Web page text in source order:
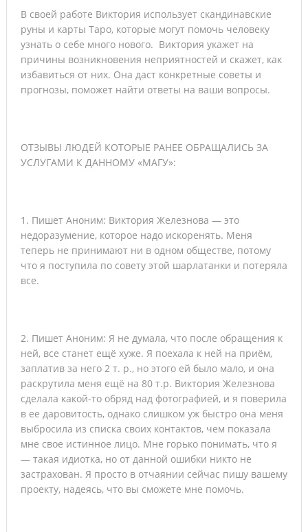
В своей работе Виктория использует скандинавские
руны и карты Таро, которые могут помочь человеку
узнать о себе много нового. Виктория укажет на
причины возникновения неприятностей и скажет, как
избавиться от них. Она даст конкретные советы и
прогнозы, поможет найти ответы на ваши вопросы.
ОТЗЫВЫ ЛЮДЕЙ КОТОРЫЕ РАНЕЕ ОБРАЩАЛИСЬ ЗА
УСЛУГАМИ К ДАННОМУ «МАГУ»:
1. Пишет Аноним: Виктория Железнова — это
недоразумение, которое надо искоренять. Меня
теперь не принимают ни в одном обществе, потому
что я поступила по совету этой шарлатанки и потеряла
все.
2. Пишет Аноним: Я не думала, что после обращения к
ней, все станет ещё хуже. Я поехала к ней на приём,
заплатив за него 2 т. р., но этого ей было мало, и она
раскрутила меня ещё на 80 т.р. Виктория Железнова
сделала какой-то обряд над фотографией, и я поверила
в ее даровитость, однако слишком уж быстро она меня
выбросила из списка своих контактов, чем показала
мне свое истинное лицо. Мне горько понимать, что я
— такая идиотка, но от данной ошибки никто не
застрахован. Я просто в отчаянии сейчас пишу вашему
проекту, надеясь, что вы сможете мне помочь.